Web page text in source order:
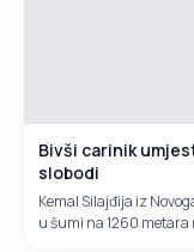
Bivši carinik
slobodi
Kemal Silajđija iz
u šumi na 1260